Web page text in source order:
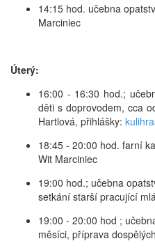
14:15 hod. učebna
Marciniec
Úterý:
16:00 - 16:30 hod.;
děti s doprovodem, cca
Hartlová, přihlášky:
18:45 - 20:00 hod. farní
Wit Marciniec
19:00 hod.; učebna
setkání starší pracující
19:00 - 20:00 hod ;
měsíci, příprava